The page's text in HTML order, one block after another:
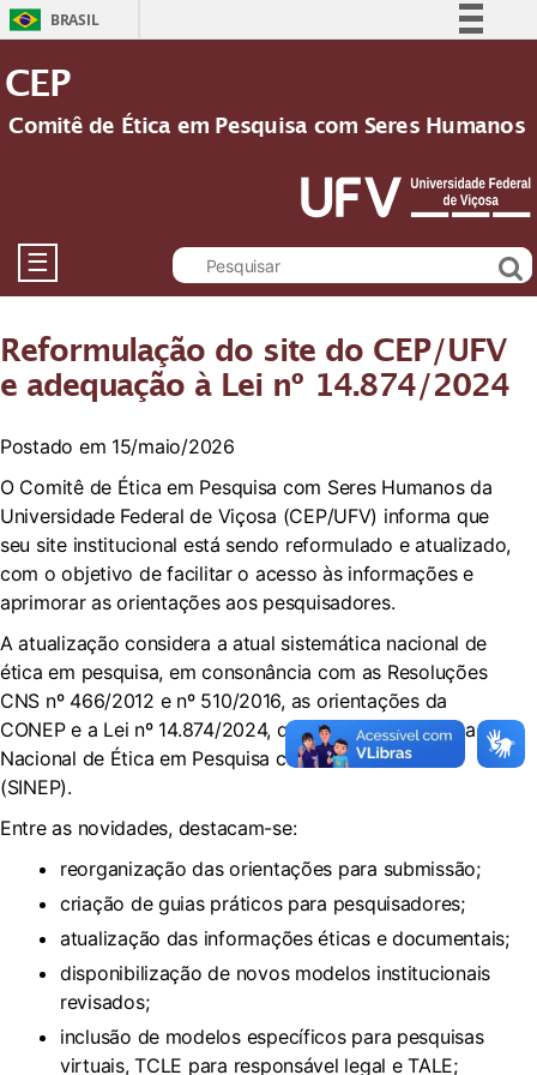
BRASIL
Participe
Legislação
CEP
Comitê de Ética em Pesquisa com Seres Humanos
☰
Reformulação do site do CEP/UFV
e adequação à Lei nº 14.874/2024
Postado em 15/maio/2026
O Comitê de Ética em Pesquisa com Seres Humanos da
Universidade Federal de Viçosa (CEP/UFV) informa que
seu site institucional está sendo reformulado e atualizado,
com o objetivo de facilitar o acesso às informações e
aprimorar as orientações aos pesquisadores.
A atualização considera a atual sistemática nacional de
ética em pesquisa, em consonância com as Resoluções
CNS nº 466/2012 e nº 510/2016, as orientações da
CONEP e a Lei nº 14.874/2024, que instituiu o Sistema
Nacional de Ética em Pesquisa com Seres Humanos
(SINEP).
Entre as novidades, destacam-se:
reorganização das orientações para submissão;
criação de guias práticos para pesquisadores;
atualização das informações éticas e documentais;
disponibilização de novos modelos institucionais
revisados;
inclusão de modelos específicos para pesquisas
virtuais, TCLE para responsável legal e TALE;